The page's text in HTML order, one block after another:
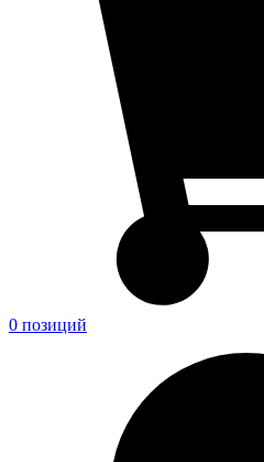
0 позиций